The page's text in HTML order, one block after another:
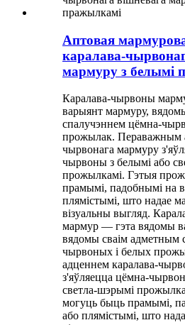
Аптовая
каралава-
мармуру з белымі
Каралава-чырвоны
варыянт мармуру,
спалучэннем цёмна-
прожылак. Пераважным
чырвонага мармуру
чырвоны з белымі або
прожылкамі. Гэтыя
прамымі, падобнымі на
плямістымі, што надае
візуальны выгляд.
мармур — гэта вядомы
вядомы сваім адметным
чырвоных і белых
адценнем каралава-
з'яўляецца цёмна-
светла-шэрымі
могуць быць прамымі,
або плямістымі, што